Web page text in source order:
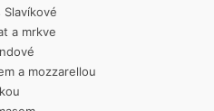
a mrkve
a mozzarellou